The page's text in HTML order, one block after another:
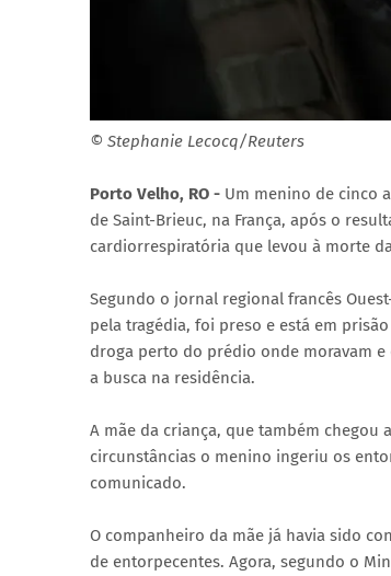
© Stephanie Lecocq/Reuters
Porto Velho, RO - Um menino de cinco
de Saint-Brieuc, na França, após o
cardiorrespiratória que levou à morte
Segundo o jornal regional francês
pela tragédia, foi preso e está em
droga perto do prédio onde moravam
a busca na residência.
A mãe da criança, que também
circunstâncias o menino ingeriu os
comunicado.
O companheiro da mãe já havia sido
de entorpecentes. Agora, segundo o